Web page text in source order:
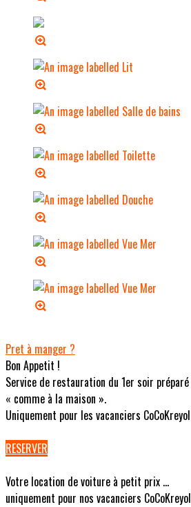
Pret à manger ?
Bon Appetit !
Service de restauration du 1er soir préparé
« comme à la maison ».
Uniquement pour les vacanciers CoCoKreyol
RESERVER
Votre location de voiture à petit prix ...
uniquement pour nos vacanciers CoCoKreyol